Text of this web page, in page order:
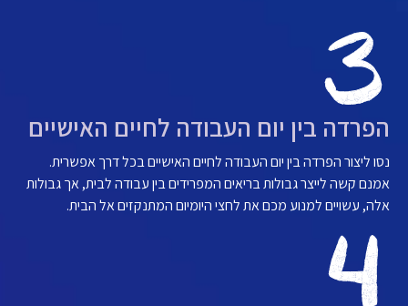
הפרדה בין יום העבודה לחיים האישיים
נסו ליצור הפרדה בין יום העבודה לחיים האישיים בכל דרך אפשרית.
אמנם קשה לייצר גבולות בריאים המפרידים בין עבודה לבית, אך גבולות
אלה, עשויים למנוע מכם את לחצי היומיום המתנקזים אל הבית.